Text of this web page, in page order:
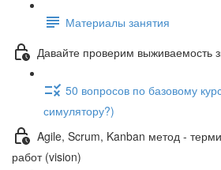
Материалы занятия
Давайте проверим выживаемость
50 вопросов по базовому
симулятору?)
Agile, Scrum, Kanban метод -
работ (vision)